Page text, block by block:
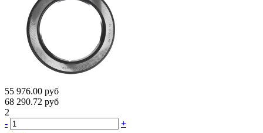
55 976.00 руб
68 290.72 руб
2
-
+